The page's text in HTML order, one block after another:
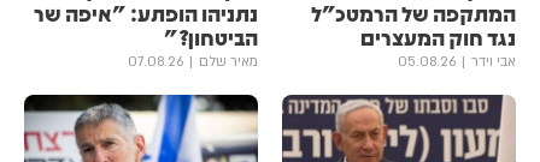
המתקפה של הרמטכ"ל
נגד חוק המעצרים
אבי וידר 05.08.26
נתניהו הופתע: "איפה שר
הביטחון?"
מאיר שלם 07.08.26